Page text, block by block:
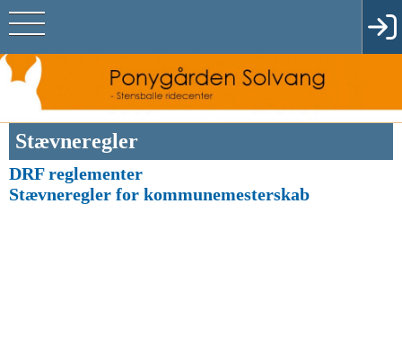
Stævneregler
DRF reglementer
Stævneregler for kommunemesterskab